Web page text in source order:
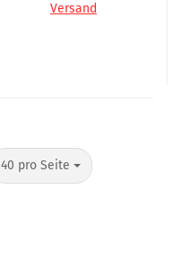
Versand
40 pro Seite